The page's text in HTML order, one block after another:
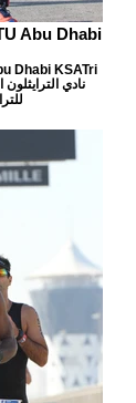
Abu Dhabi
Dhabi KSATri
نادي